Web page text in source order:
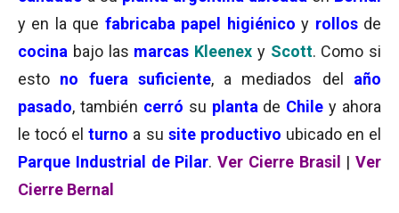
y en la que fabricaba papel higiénico y rollos de
cocina bajo las marcas Kleenex y Scott. Como si
esto no fuera suficiente, a mediados del
año
pasado, también cerró su planta de Chile y ahora
le tocó elturno a su site productivo ubicado en el
Parque Industrial de Pilar. Ver Cierre Brasil | Ver
Cierre Bernal